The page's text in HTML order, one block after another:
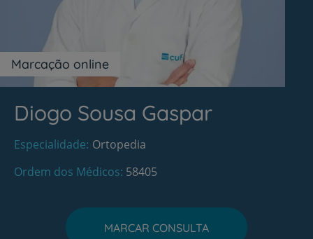
Marcação online
Diogo Sousa Gaspar
Especialidade Ortopedia
Ordem dos Médicos 58405
MARCAR CONSULTA